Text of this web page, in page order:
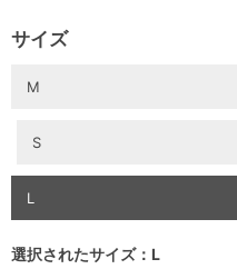
サイズ
M
S
L
選択されたサイズ：L